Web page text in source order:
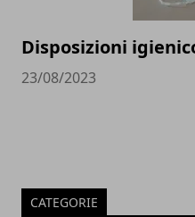
Disposizioni
23/08/2023
CATEGORIE